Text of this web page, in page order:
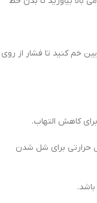
خم کنید تا فشار از روی
حرارتی برای شل شدن